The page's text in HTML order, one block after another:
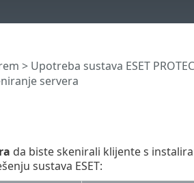
> Upotreba sustava ESET
servera
da biste skenirali klijente s
sustava ESET: